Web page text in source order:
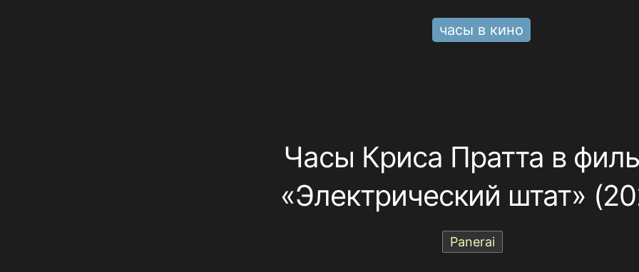
часы в кино
Часы Криса Пратта в
«Электрический штат»
Panerai